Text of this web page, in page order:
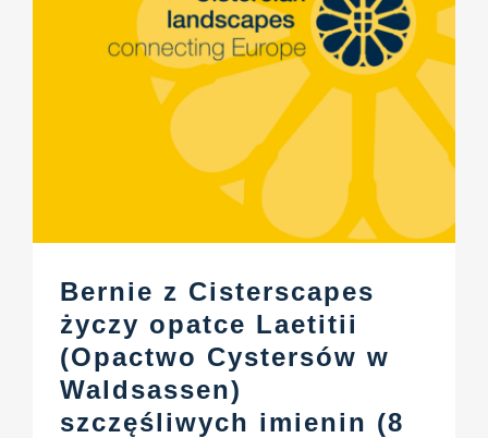
Bernie z Cisterscapes
życzy opatce Laetitii
(Opactwo Cystersów w
Waldsassen)
szczęśliwych imienin (8